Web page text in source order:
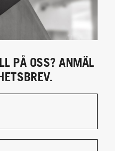
PÅ OSS? ANMÄL